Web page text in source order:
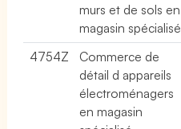
murs et de sols en
magasin spécialisé
4754Z
Commerce de
détail d appareils
électroménagers
en magasin